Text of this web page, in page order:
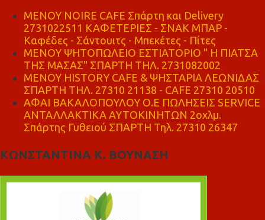
MENOY NOIRE CAFE Σπάρτη και Delivery
2731022511 ΚΑΦΕΤΕΡΙΕΣ - ΣΝΑΚ ΜΠΑΡ -
Καφέδες - Σάντουιτς - Μπεκέτες - Πίτες
ΜΕΝΟΥ ΨΗΤΟΠΩΛΕΙΟ ΕΣΤΙΑΤΟΡΙΟ " Η ΠΙΑΤΣΑ
ΤΗΣ ΜΑΣΑΣ" ΣΠΑΡΤΗ ΤΗΛ. 2731082002
ΜΕΝΟΥ HISTORY CAFE & ΨΗΣΤΑΡΙΑ ΛΕΩΝΙΔΑΣ
ΣΠΑΡΤΗ ΤΗΛ. 27310 21138 - CAFE 27310 20510
ΑΦΑΙ ΒΑΚΑΛΟΠΟΥΛΟΥ Ο.Ε ΠΩΛΗΣΕΙΣ SERVICE
ΑΝΤΑΛΛΑΚΤΙΚΑ ΑΥΤΟΚΙΝΗΤΩΝ 2οχλμ.
Σπάρτης Γυθειού ΣΠΑΡΤΗ Τηλ. 27310 26347
ΚΩΝΣΤΑΝΤΙΝΑ Κ. ΒΟΥΝΑΣΗ